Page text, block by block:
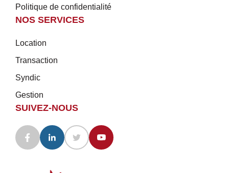
Politique de confidentialité
NOS SERVICES
Location
Transaction
Syndic
Gestion
SUIVEZ-NOUS